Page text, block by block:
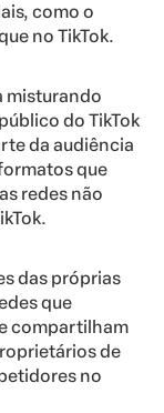
como o
no TikTok.
misturando
do TikTok
da audiência
que
redes não
das próprias
que
compartilham
de
no